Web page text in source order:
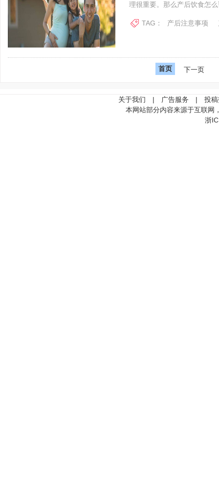
理很重要。那么产后饮食怎
TAG： 产后注意事项
首页 下一页
关于我们 | 广告服务 |
投
本网站部分内容来源于互联网
浙